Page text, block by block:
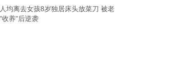
均离去女孩8岁独居床头放菜刀 被老
收养"后逆袭